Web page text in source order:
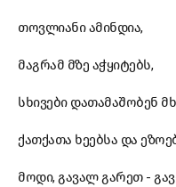
თოვლიანი ამინდია,
მაგრამ მზე აჭყიტებს,
სხივები დათამაშობენ
ქათქათა ხეებსა და
მოდი, გავალ გარეთ -